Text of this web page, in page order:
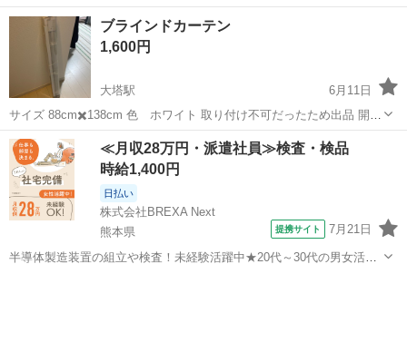
のみです。 画像よりも少し厚めに感じました。 132×182 ２枚 突っ
張り棒のタイプです。
長崎 長崎市 観光通駅
ブラインドカーテン
1,600円
大塔駅
6月11日
サイズ 88cm✖️138cm 色 ホワイト 取り付け不可だったため出品 開封
済み、未使用 定価2900円
長崎 佐世保市 大塔駅 カーテン、ブラインド
ブラインド
≪月収28万円・派遣社員≫検査・検品
時給1,400円
日払い
株式会社BREXA Next
熊本県
提携サイト 7月21日
半導体製造装置の組立や検査！未経験活躍中★20代～30代の男女活躍